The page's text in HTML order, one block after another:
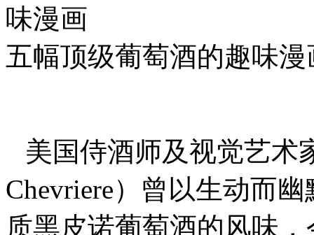
味漫画
五幅顶级葡萄酒的趣味漫
美国侍酒师及视觉艺术
Chevriere）曾以生动而
质黑皮诺葡萄酒的风味